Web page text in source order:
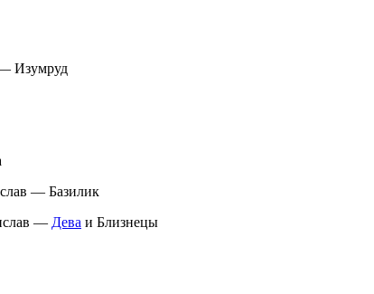
Изумруд
— Базилик
— Дева и Близнецы